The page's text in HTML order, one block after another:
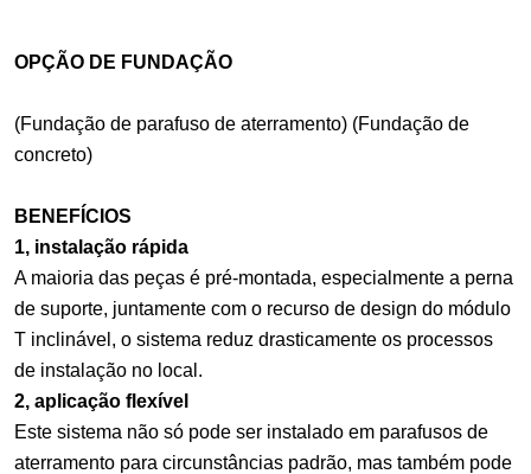
OPÇÃO DE FUNDAÇÃO
(Fundação de parafuso de aterramento) (Fundação de
concreto)
BENEFÍCIOS
1, instalação rápida
A maioria das peças é pré-montada, especialmente a perna
de suporte, juntamente com o recurso de design do módulo
T inclinável, o sistema reduz drasticamente os processos
de instalação no local.
2, aplicação flexível
Este sistema não só pode ser instalado em parafusos de
aterramento para circunstâncias padrão, mas também pode